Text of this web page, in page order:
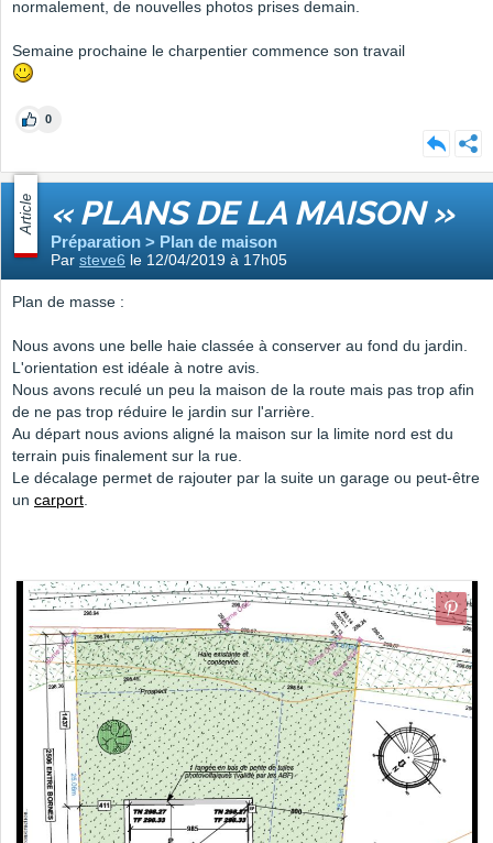
normalement, de nouvelles photos prises demain.
Semaine prochaine le charpentier commence son travail
0
Article « PLANS DE LA MAISON »
Préparation > Plan de maison
Par steve6 le 12/04/2019 à 17h05
Plan de masse :
Nous avons une belle haie classée à conserver au fond du jardin.
L'orientation est idéale à notre avis.
Nous avons reculé un peu la maison de la route mais pas trop afin
de ne pas trop réduire le jardin sur l'arrière.
Au départ nous avions aligné la maison sur la limite nord est du
terrain puis finalement sur la rue.
Le décalage permet de rajouter par la suite un garage ou peut-être
un carport.